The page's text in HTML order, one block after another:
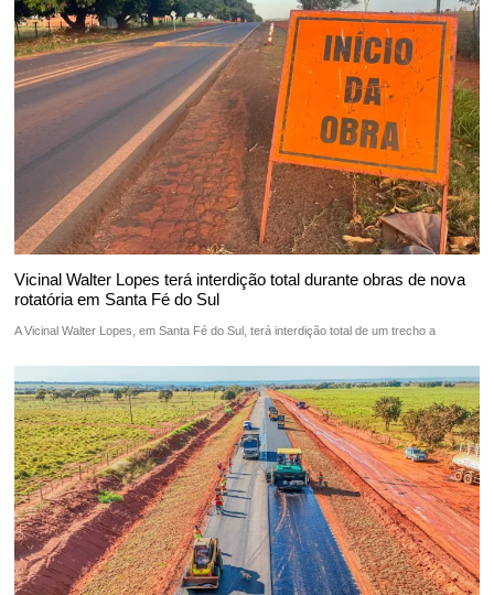
Vicinal Walter Lopes terá interdição total durante obras de nova
rotatória em Santa Fé do Sul
A Vicinal Walter Lopes, em Santa Fé do Sul, terá interdição total de um trecho a